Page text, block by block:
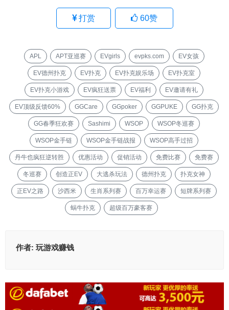
打赏 60赞
APL APT亚巡赛 EVgirls evpks.com EV女孩
EV德州扑克 EV扑克 EV扑克娱乐场 EV扑克室
EV扑克小游戏 EV疯狂送票 EV福利 EV邀请有礼
EV顶级反馈60% GGCare GGpoker GGPUKE GG扑克
GG春季狂欢赛 Sashimi WSOP WSOP冬巡赛
WSOP金手链 WSOP金手链战报 WSOP高手过招
丹牛也疯狂逆转胜 优惠活动 促销活动 免费比赛 免费赛
冬巡赛 创造正EV 大逃杀玩法 德州扑克 扑克女神
正EV之路 沙西米 生肖系列赛 百万幸运赛 短牌系列赛
蜗牛扑克 超级百万豪客赛
作者: 玩游戏赚钱